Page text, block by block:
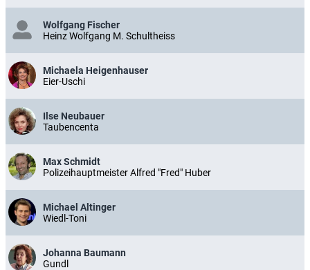
Wolfgang Fischer
Heinz Wolfgang M. Schultheiss
Michaela Heigenhauser
Eier-Uschi
Ilse Neubauer
Taubencenta
Max Schmidt
Polizeihauptmeister Alfred "Fred" Huber
Michael Altinger
Wiedl-Toni
Johanna Baumann
Gundl